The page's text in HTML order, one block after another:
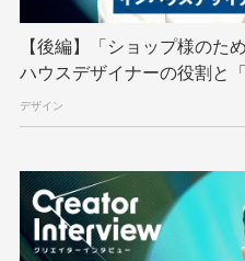
アドベントカレンダー
インターンシップ イン
クリエイターインタビュー
サイバーセキュリティ
スパム対策 スペシャリ
【後編】「ショップ様の
ハウスデザイナーの役割と
デザイン